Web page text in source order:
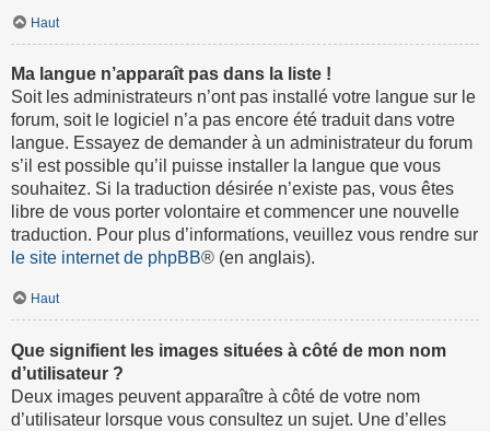
Haut
Ma langue n’apparaît pas dans la liste !
Soit les administrateurs n’ont pas installé votre langue sur le
forum, soit le logiciel n’a pas encore été traduit dans votre
langue. Essayez de demander à un administrateur du forum
s’il est possible qu’il puisse installer la langue que vous
souhaitez. Si la traduction désirée n’existe pas, vous êtes
libre de vous porter volontaire et commencer une nouvelle
traduction. Pour plus d’informations, veuillez vous rendre sur
le site internet de phpBB® (en anglais).
Haut
Que signifient les images situées à côté de mon nom
d’utilisateur ?
Deux images peuvent apparaître à côté de votre nom
d’utilisateur lorsque vous consultez un sujet. Une d’elles